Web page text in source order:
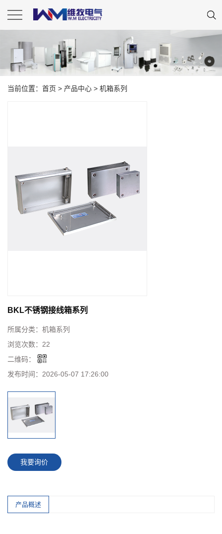
当前位置： 首页 > 产品中心 > 机箱系列
BKL不锈钢接线箱系列
所属分类： 机箱系列
浏览次数： 22
二维码：
发布时间： 2026-05-07 17:26:00
我要询价
产品概述